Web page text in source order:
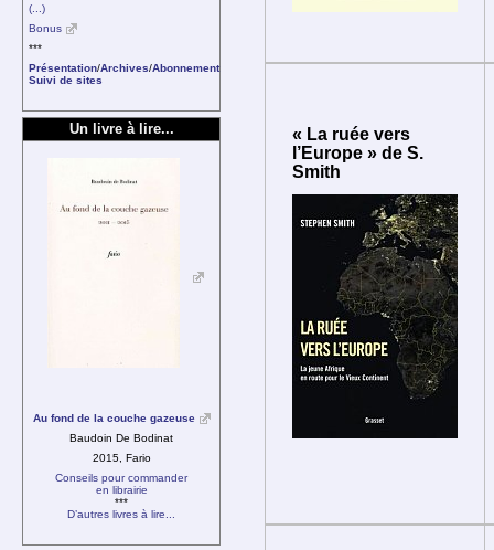
« La ruée vers
l’Europe » de S.
Smith
(...)
Bonus
***
Présentation/Archives/Abonnement
Suivi de sites
Un livre à lire...
Au fond de la couche gazeuse
Baudoin De Bodinat
2015, Fario
Conseils pour commander
en librairie
***
D’autres livres à lire...